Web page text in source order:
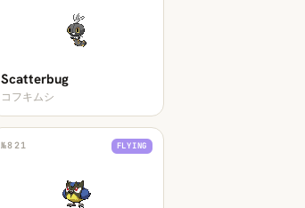
Scatterbug
コフキムシ
№821 FLYING